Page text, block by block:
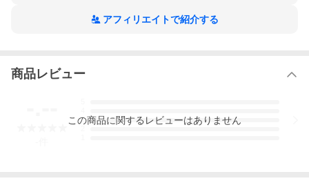
アフィリエイトで紹介する
商品レビュー
3
この商品に関するレビューはありません